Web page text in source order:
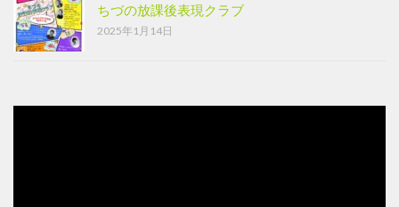
ちづの放課後表現クラブ
2025年1月14日